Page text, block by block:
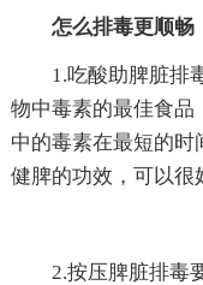
怎么排毒更顺畅
1.吃酸助脾脏排
物中毒素的最佳食品
中的毒素在最短的
健脾的功效，可以很
2.按压脾脏排毒